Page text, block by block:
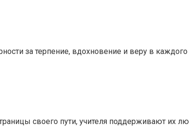
за терпение, вдохновение и веру в
своего пути, учителя поддерживают их